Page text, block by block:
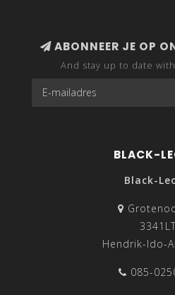
ABONNEER JE OP
And stay up to date
BLACK-
Black-
3341LT
Hendrik-Ido-
085-